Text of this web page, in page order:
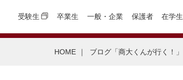
受験生 卒業生 一般・企業 保護者 在学生
HOME ｜ ブログ「商大くんが行く！」